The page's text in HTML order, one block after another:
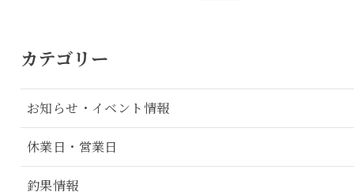
カテゴリー
お知らせ・イベント情報
休業日・営業日
釣果情報